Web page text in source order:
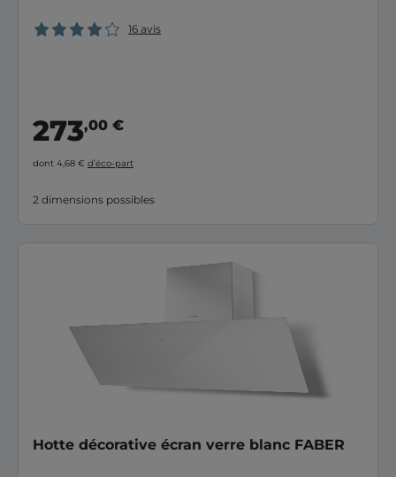
16 avis
273,00 €
dont 4,68 € d’éco-part
2 dimensions possibles
Hotte décorative écran verre blanc FABER